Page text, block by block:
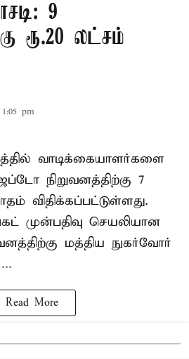
9
ரூ.20 லட்சம்
pm
வாடிக்கையாளர்களை
நிறுவனத்திற்கு 7
விதிக்கப்பட்டுள்ளது.
முன்பதிவு செயலியான
மத்திய நுகர்வோர்
Read More